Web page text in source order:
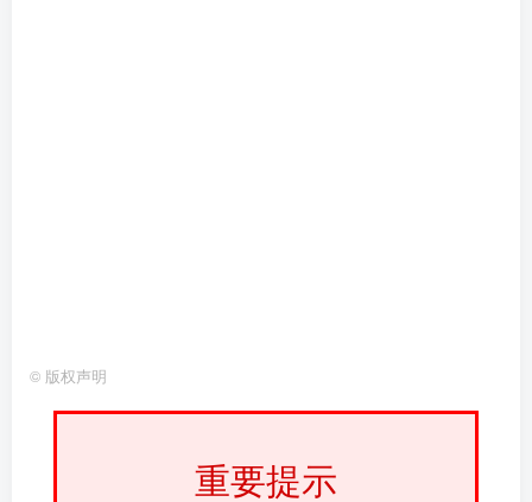
© 版权声明
重要提示